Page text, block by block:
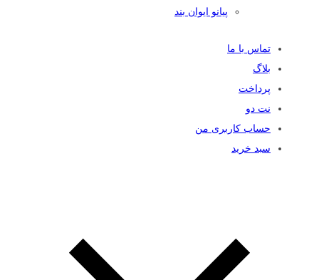
پیانو ایوان بند
تماس با ما
بلاگ
پرداخت
نت دو
حساب کاربری من
سبد خرید